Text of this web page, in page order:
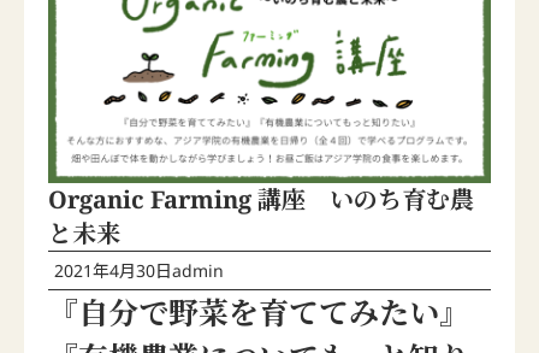
Organic Farming 講座 いのち育む農
と未来
2021年4月30日admin
『自分で野菜を育ててみたい』